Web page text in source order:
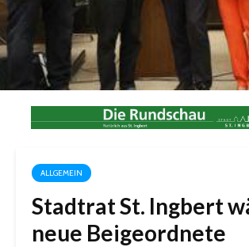
ALLGEMEIN
Stadtrat St. Ingbert
neue Beigeordnete